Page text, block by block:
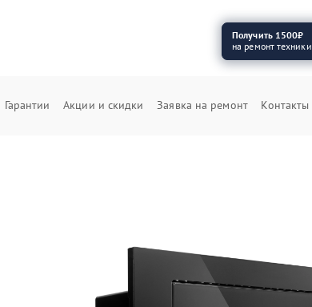
Получить 1500₽
на ремонт техники
Гарантии Акции и скидки Заявка на ремонт Контакты